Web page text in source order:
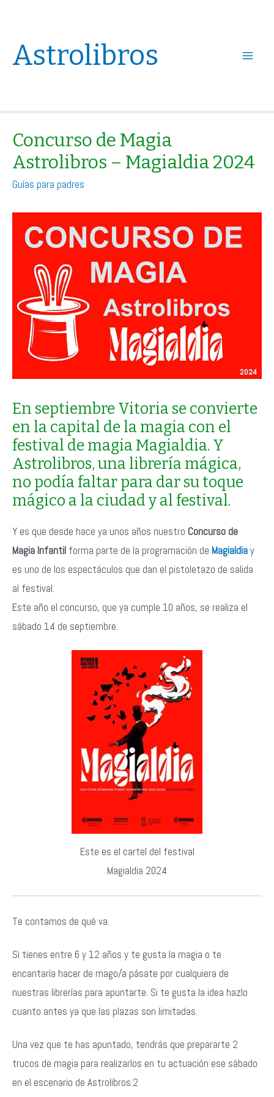
Astrolibros
Concurso de Magia
Astrolibros – Magialdia 2024
Guías para padres
En septiembre Vitoria se convierte
en la capital de la magia con el
festival de magia Magialdia. Y
Astrolibros, una librería mágica,
no podía faltar para dar su toque
mágico a la ciudad y al festival.
Y es que desde hace ya unos años nuestro Concurso de
Magia Infantil forma parte de la programación de Magialdiay
es uno de los espectáculos que dan el pistoletazo de salida
al festival.
Este año el concurso, que ya cumple 10 años, se realiza el
sábado 14 de septiembre.
Este es el cartel del festival
Magialdia 2024
Te contamos de qué va.
Si tienes entre 6 y 12 años y te gusta la magia o te
encantaría hacer de mago/a pásate por cualquiera de
nuestras librerías para apuntarte. Si te gusta la idea hazlo
cuanto antes ya que las plazas son limitadas.
Una vez que te has apuntado, tendrás que prepararte 2
trucos de magia para realizarlos en tu actuación ese sábado
en el escenario de Astrolibros.2